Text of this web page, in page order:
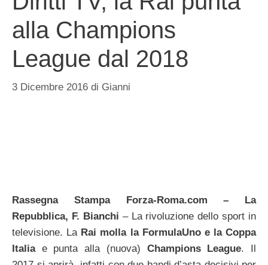
alla Champions
League dal 2018
3 Dicembre 2016 di Gianni
Rassegna Stampa Forza-Roma.com – La
Repubblica, F. Bianchi – La rivoluzione dello sport in
televisione. La Rai molla la FormulaUno e la Coppa
Italiae punta alla (nuova) Champions League. Il